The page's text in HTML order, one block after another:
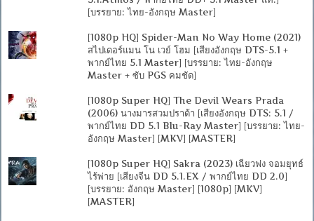
[บรรยาย: ไทย-อังกฤษ Master]
[1080p HQ] Spider-Man No Way Home (2021)
สไปเดอร์แมน โน เวย์ โฮม [เสียงอังกฤษ DTS-5.1 +
พากย์ไทย 5.1 Master] [บรรยาย: ไทย-อังกฤษ
Master + ซับ PGS คมชัด]
[1080p Super HQ] The Devil Wears Prada
(2006) นางมารสวมปราด้า [เสียงอังกฤษ DTS: 5.1 /
พากย์ไทย DD 5.1 Blu-Ray Master] [บรรยาย: ไทย-
อังกฤษ Master] [MKV] [MASTER]
[1080p Super HQ] Sakra (2023) เฉียวฟง จอมยุทธ์
ไร้พ่าย [เสียงจีน DD 5.1.EX / พากย์ไทย DD 2.0]
[บรรยาย: อังกฤษ Master] [1080p] [MKV]
[MASTER]